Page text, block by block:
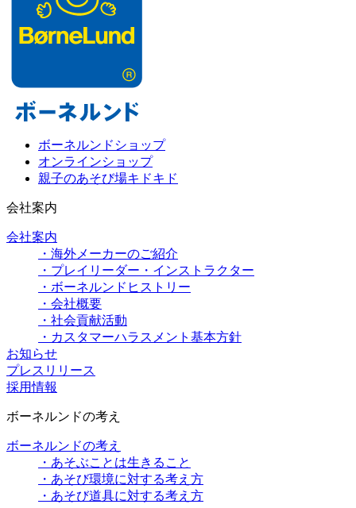
ボーネルンドショップ
オンラインショップ
親子のあそび場キドキド
会社案内
会社案内
・海外メーカーのご紹介
・プレイリーダー・インストラクター
・ボーネルンドヒストリー
・会社概要
・社会貢献活動
・カスタマーハラスメント基本方針
お知らせ
プレスリリース
採用情報
ボーネルンドの考え
ボーネルンドの考え
・あそぶことは生きること
・あそび環境に対する考え方
・あそび道具に対する考え方